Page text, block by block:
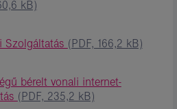
kB)
Szolgáltatás (PDF, 166,2 kB)
bérelt vonali internet-
(PDF, 235,2 kB)